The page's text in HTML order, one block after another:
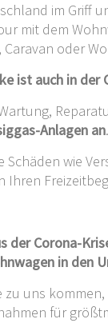
im Griff
mit dem
oder
ist auch in der
Anlagen an.
Schäden wie
Ihren
der Corona-
in den
zu uns
für